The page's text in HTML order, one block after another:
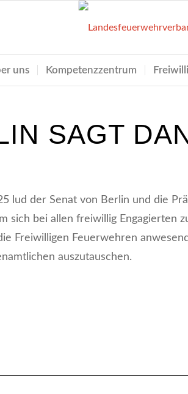
uns Kompetenzzentrum
SAGT
lud der Senat von Berlin und die
sich bei allen freiwillig Engagierten
Freiwilligen Feuerwehren
auszutauschen.